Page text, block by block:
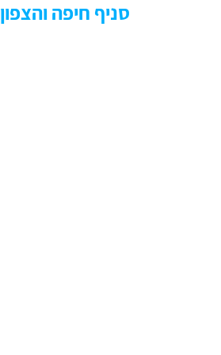
סניף חיפה והצפון